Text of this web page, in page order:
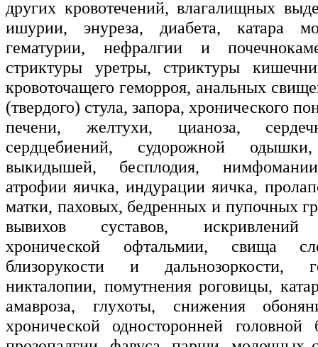
других кровотечений, влагалищных
ишурии, энуреза, диабета, катара
гематурии, нефралгии и
стриктуры уретры, стриктуры
кровоточащего геморроя, анальных
(твердого) стула, запора, хронического
печени, желтухи, цианоза,
сердцебиений, судорожной одышки,
выкидышей, бесплодия,
атрофии яичка, индурации яичка,
матки, паховых, бедренных и пупочных
вывихов суставов, искривлений
хронической офтальмии, свища
близорукости и дальнозоркости,
никталопии, помутнения роговицы,
амавроза, глухоты, снижения
хронической односторонней головной